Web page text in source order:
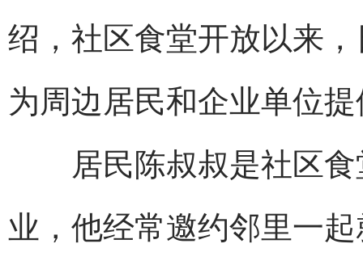
绍，社区食堂开放以来
为周边居民和企业单位
居民陈叔叔是社区食
业，他经常邀约邻里一